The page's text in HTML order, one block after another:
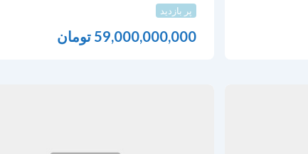
پر بازدید
59,000,000,000 تومان